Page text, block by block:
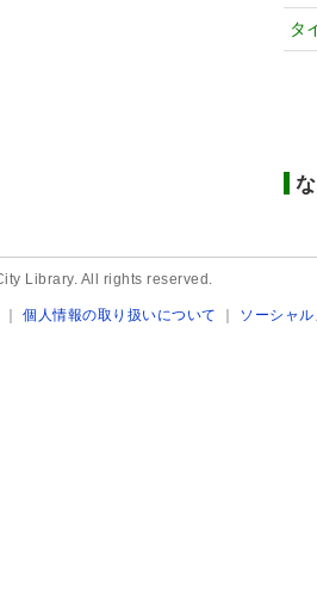
タ
Library. All rights reserved.
｜個人情報の取り扱いについて ｜ ソーシャ